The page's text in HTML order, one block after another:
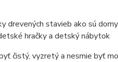
drevených stavieb ako sú
hračky a detský nábytok
čistý, vyzretý a nesmie byť